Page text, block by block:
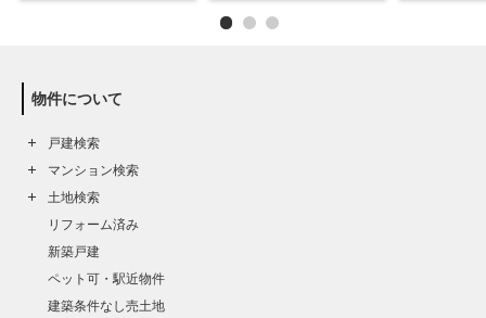
物件について
戸建検索
マンション検索
土地検索
リフォーム済み
新築戸建
ペット可・駅近物件
建築条件なし売土地